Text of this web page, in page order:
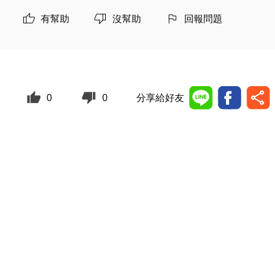
有幫助 沒幫助 回報問題
0 0 分享給好友